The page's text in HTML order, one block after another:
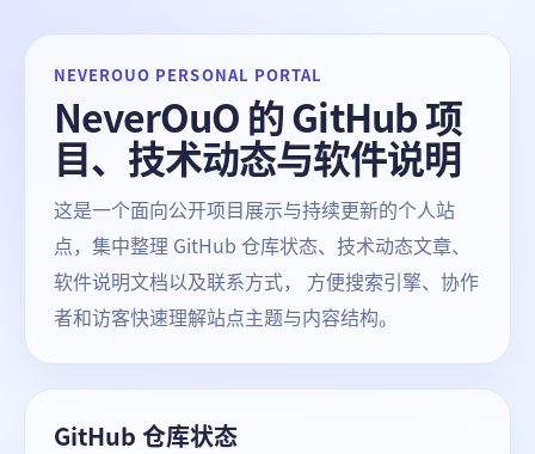
NEVEROUO PERSONAL PORTAL
NeverOuO 的 GitHub 项
目、技术动态与软件说明
这是一个面向公开项目展示与持续更新的个人站
点，集中整理 GitHub 仓库状态、技术动态文章、
软件说明文档以及联系方式， 方便搜索引擎、协作
者和访客快速理解站点主题与内容结构。
GitHub 仓库状态